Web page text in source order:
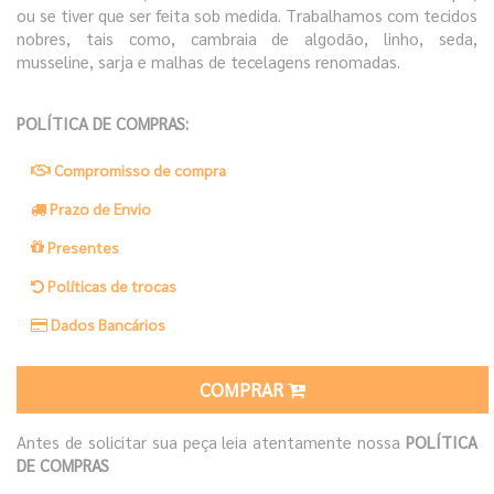
ou se tiver que ser feita sob medida. Trabalhamos com tecidos
nobres, tais como, cambraia de algodão, linho, seda,
musseline, sarja e malhas de tecelagens renomadas.
POLÍTICA DE COMPRAS:
Compromisso de compra
Prazo de Envio
Presentes
Políticas de trocas
Dados Bancários
COMPRAR
Antes de solicitar sua peça leia atentamente nossa POLÍTICA
DE COMPRAS